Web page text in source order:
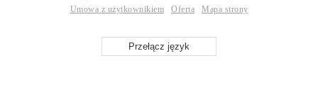
Umowa z użytkownikiem
Oferta Mapa strony
Przełącz język